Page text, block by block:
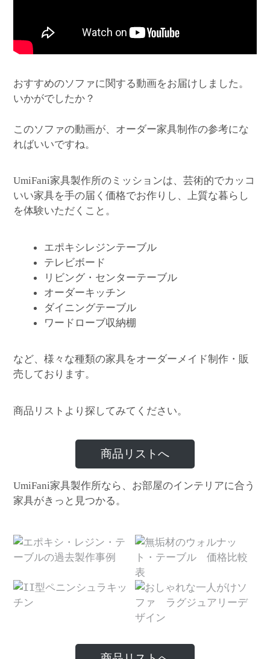
おすすめのソファに関する動画をお届けしました。
いかがでしたか？
このソファの動画が、オーダー家具制作の参考にな
ればいいですね。
UmiFani家具製作所のミッションは、芸術的でカッコ
いい家具を手の届く価格でお作りし、上質な暮らし
を体験いただくこと。
エポキシレジンテーブル
テレビボード
リビング・センターテーブル
オーダーキッチン
ダイニングテーブル
ワードローブ収納棚
など、様々な種類の家具をオーダーメイド制作・販
売しております。
商品リストより探してみてください。
商品リストへ
UmiFani家具製作所なら、お部屋のインテリアに合う
家具がきっと見つかる。